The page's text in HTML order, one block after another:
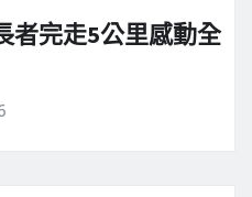
者完走5公里感動全